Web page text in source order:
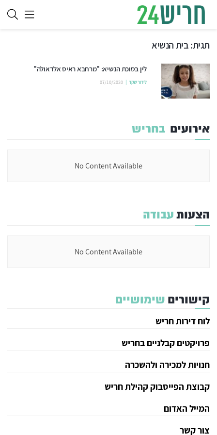
תגית:בית הנשיא
לין בסוכת הנשיא: "מרחבא ראיס אלדאולה"
לידור שקד 07/10/2020
אירועים בחריש
No Content Available
הצעותעבודה
No Content Available
קישורים שימושיים
לוח דירות חריש
פרויקטים קבלניים בחריש
חנויות למכירה ולהשכרה
קבוצת הפייסבוק קהילת חריש
המייל האדום
צור קשר